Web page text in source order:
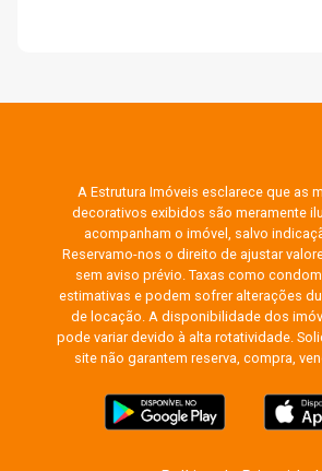
A Estrutura Imóveis esclarece que as
decorativos exibidos são meramente
acompanham o imóvel, salvo
Reservamo-nos o direito de ajustar
sem aviso prévio. Taxas como
estimativas e podem sofrer alterações
de locação. A disponibilidade dos
pode variar devido à alta rotatividade.
site não garantem reserva, compra,